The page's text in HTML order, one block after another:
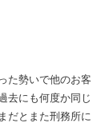
た勢いで他のお客
去にも何度か同じ
だとまた刑務所に